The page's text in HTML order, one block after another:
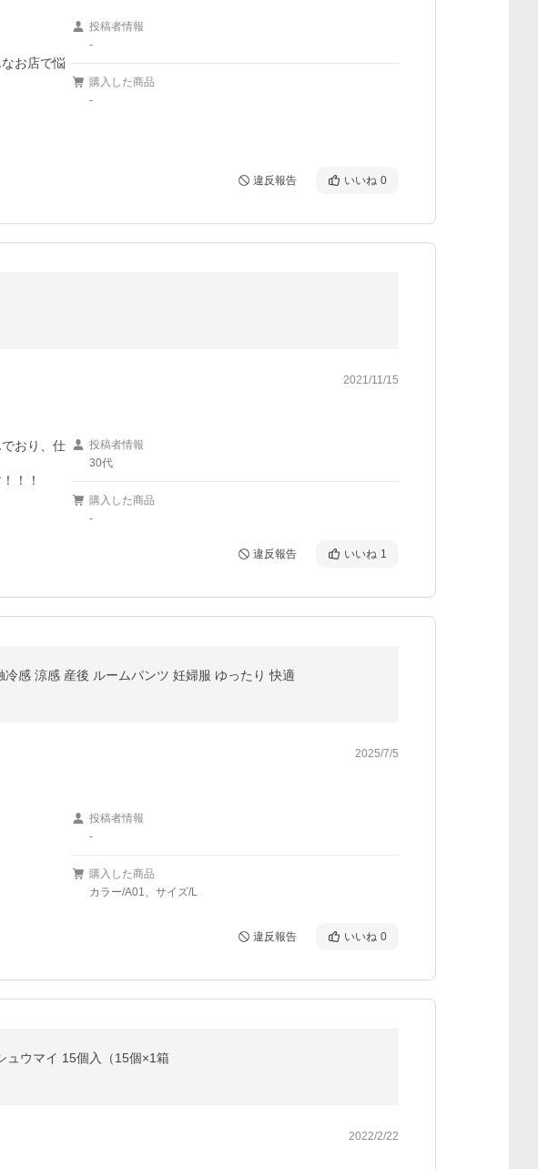
お店で悩
投稿者情報
-
購入した商品
-
違反報告 いいね 0
2021/11/15
おり、仕
！！
投稿者情報
30代
購入した商品
-
違反報告 いいね 1
感 涼感 産後 ルームパンツ 妊婦服 ゆったり 快適
2025/7/5
投稿者情報
-
購入した商品
カラー/A01、サイズ/L
違反報告 いいね 0
ュウマイ 15個入（15個×1箱
2022/2/22